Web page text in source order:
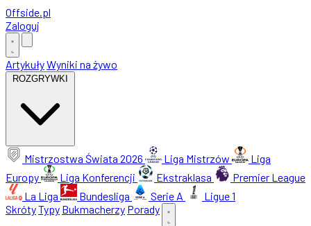
Offside.pl
Zaloguj
ArtykułyWyniki na żywo
ROZGRYWKI
Mistrzostwa Świata 2026 Liga Mistrzów
Liga
Europy
Liga Konferencji Ekstraklasa
Premier League
La Liga
Bundesliga Serie A
Ligue 1
SkrótyTypy Bukmacherzy Porady